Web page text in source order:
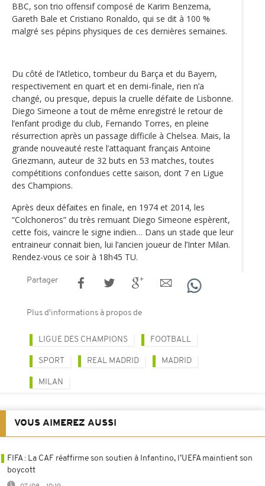
BBC, son trio offensif composé de Karim Benzema,
Gareth Bale et Cristiano Ronaldo, qui se dit à 100 %
malgré ses pépins physiques de ces dernières semaines.
Du côté de l’Atletico, tombeur du Barça et du Bayern,
respectivement en quart et en demi-finale, rien n’a
changé, ou presque, depuis la cruelle défaite de Lisbonne.
Diego Simeone a tout de même enregistré le retour de
l’enfant prodige du club, Fernando Torres, en pleine
résurrection après un passage difficile à Chelsea. Mais, la
grande nouveauté reste l’attaquant français Antoine
Griezmann, auteur de 32 buts en 53 matches, toutes
compétitions confondues cette saison, dont 7 en Ligue
des Champions.
Après deux défaites en finale, en 1974 et 2014, les
“Colchoneros” du très remuant Diego Simeone espèrent,
cette fois, vaincre le signe indien… Dans un stade que leur
entraineur connait bien, lui l’ancien joueur de l’Inter Milan.
Rendez-vous ce soir à 18h45 TU.
Partager
Plus d'informations à propos de
LIGUE DES CHAMPIONS FOOTBALL
SPORT REAL MADRID MADRID
MILAN
VOUS AIMEREZ AUSSI
FIFA : La CAF réaffirme son soutien à Infantino, l’UEFA maintient son
boycott